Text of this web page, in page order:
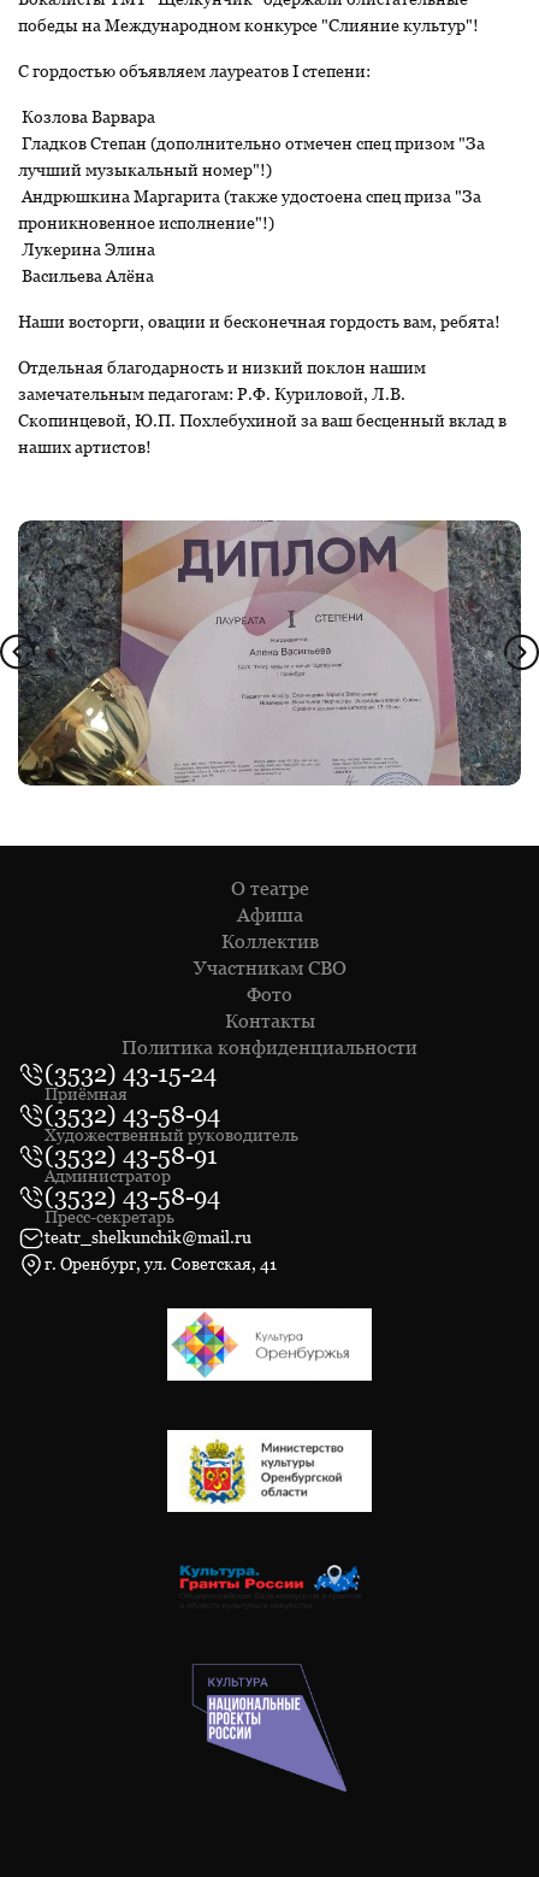
победы на Международном конкурсе "Слияние культур"!
С гордостью объявляем лауреатов I степени:
Козлова Варвара
Гладков Степан (дополнительно отмечен спец призом "За
лучший музыкальный номер"!)
Андрюшкина Маргарита (также удостоена спец приза "За
проникновенное исполнение"!)
Лукерина Элина
Васильева Алёна
Наши восторги, овации и бесконечная гордость вам, ребята!
Отдельная благодарность и низкий поклон нашим
замечательным педагогам: Р.Ф. Куриловой, Л.В.
Скопинцевой, Ю.П. Похлебухиной за ваш бесценный вклад в
наших артистов!
О театре
Афиша
Коллектив
Участникам СВО
Фото
Контакты
Политика конфиденциальности
(3532) 43-15-24
Приёмная
(3532) 43-58-94
Художественный руководитель
(3532) 43-58-91
Администратор
(3532) 43-58-94
Пресс-секретарь
teatr_shelkunchik@mail.ru
г. Оренбург, ул. Советская, 41